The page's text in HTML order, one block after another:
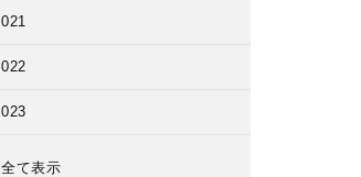
021
022
023
024
全て表示